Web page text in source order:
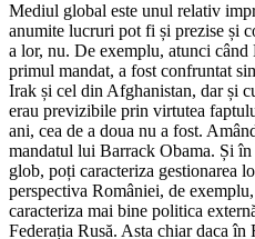
Mediul global este unul relativ
anumite lucruri pot fi și prezise și
a lor, nu. De exemplu, atunci
primul mandat, a fost confruntat
Irak și cel din Afghanistan, dar și
erau previzibile prin virtutea
ani, cea de a doua nu a fost.
mandatul lui Barrack Obama. Și
glob, poți caracteriza gestionarea
perspectiva României, de
caracteriza mai bine politica
Federația Rusă. Asta chiar daca în